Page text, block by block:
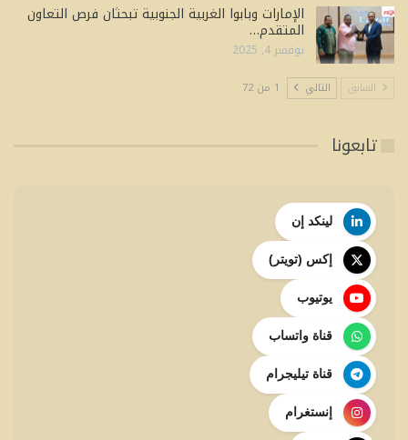
الإمارات وبابوا الغربية الجنوبية تبحثان فرص التعاون
المتقدم…
نوفمبر 4, 2025
السابق التالي 1 من 72
تابعونا
لينكد إن
إكس (تويتر)
يوتيوب
قناة واتساب
قناة تيليجرام
إنستغرام